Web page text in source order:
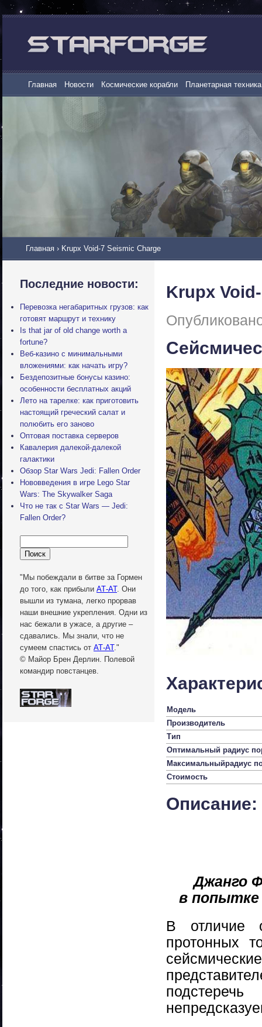
Главная Новости Космические корабли Планетарная техника
Главная › Krupx Void-7 Seismic Charge
Последние новости:
Перевозка негабаритных грузов: как
готовят маршрут и технику
Is that jar of old change worth a
fortune?
Веб-казино с минимальными
вложениями: как начать игру?
Бездепозитные бонусы казино:
особенности бесплатных акций
Лето на тарелке: как приготовить
настоящий греческий салат и
полюбить его заново
Оптовая поставка серверов
Кавалерия далекой-далекой
галактики
Обзор Star Wars Jedi: Fallen Order
Нововведения в игре Lego Star
Wars: The Skywalker Saga
Что не так с Star Wars — Jedi:
Fallen Order?
"Мы побеждали в битве за Гормен
до того, как прибыли АТ-АТ. Они
вышли из тумана, легко прорвав
наши внешние укрепления. Одни из
нас бежали в ужасе, а другие –
сдавались. Мы знали, что не
сумеем спастись от АТ-АТ."
© Майор Брен Дерлин. Полевой
командир повстанцев.
Krupx
Модель
Производитель
Тип
Оптимальный радиус
Максимальныйрадиус
Стоимость
Описание:
Джанго
в попытке
В отличие
протонных